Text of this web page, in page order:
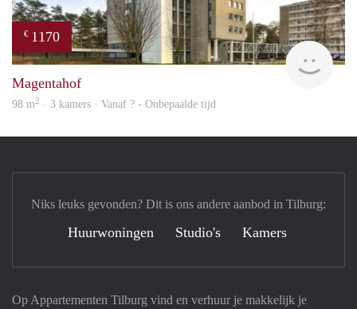
€ 1170
Magentahof
98 m2 · 3 kamers · Vanaf ? - Onbepaalde tijd
Op Appartementen Tilburg vind en verhuur je makkelijk je
Niks leuks gevonden? Dit is ons andere aanbod in Tilburg:
Huurwoningen Studio's Kamers